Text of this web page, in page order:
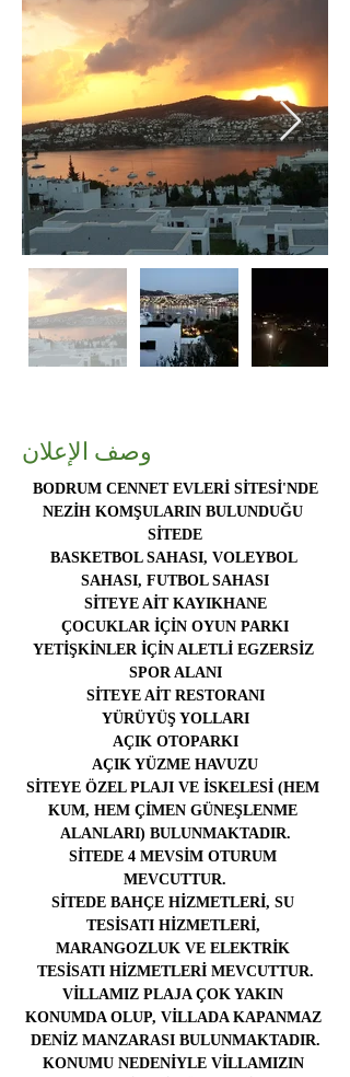
وصف الإعلان
BODRUM CENNET EVLERİ SİTESİ'NDE
NEZİH KOMŞULARIN BULUNDUĞU
SİTEDE
BASKETBOL SAHASI, VOLEYBOL
SAHASI, FUTBOL SAHASI
SİTEYE AİT KAYIKHANE
ÇOCUKLAR İÇİN OYUN PARKI
YETİŞKİNLER İÇİN ALETLİ EGZERSİZ
SPOR ALANI
SİTEYE AİT RESTORANI
YÜRÜYÜŞ YOLLARI
AÇIK OTOPARKI
AÇIK YÜZME HAVUZU
SİTEYE ÖZEL PLAJI VE İSKELESİ (HEM
KUM, HEM ÇİMEN GÜNEŞLENME
ALANLARI) BULUNMAKTADIR.
SİTEDE 4 MEVSİM OTURUM
MEVCUTTUR.
SİTEDE BAHÇE HİZMETLERİ, SU
TESİSATI HİZMETLERİ,
MARANGOZLUK VE ELEKTRİK
TESİSATI HİZMETLERİ MEVCUTTUR.
VİLLAMIZ PLAJA ÇOK YAKIN
KONUMDA OLUP, VİLLADA KAPANMAZ
DENİZ MANZARASI BULUNMAKTADIR.
KONUMU NEDENİYLE VİLLAMIZIN